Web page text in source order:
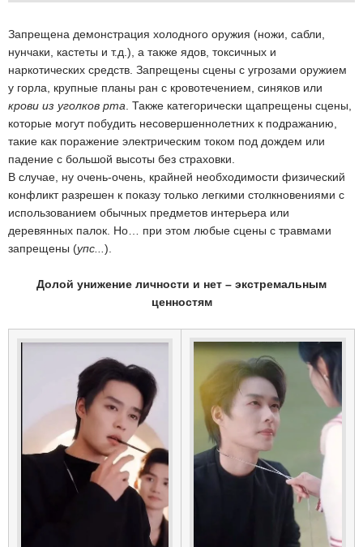
Запрещена демонстрация холодного оружия (ножи, сабли,
нунчаки, кастеты и т.д.), а также ядов, токсичных и
наркотических средств. Запрещены сцены с угрозами оружием
у горла, крупные планы ран с кровотечением, синяков или
крови из уголков рта . Также категорически щапрещены сцены,
которые могут побудить несовершеннолетних к подражанию,
такие как поражение электрическим током под дождем или
падение с большой высоты без страховки.
В случае, ну очень-очень, крайней необходимости физический
конфликт разрешен к показу только легкими столкновениями с
использованием обычных предметов интерьера или
деревянных палок. Но… при этом любые сцены с травмами
запрещены (упс... ).
Долой унижение личности и нет – экстремальным
ценностям